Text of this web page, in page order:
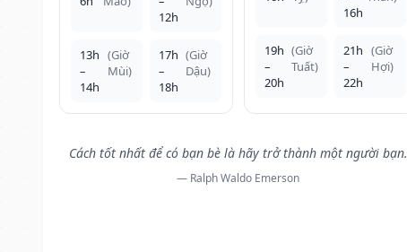
12h
13h
–
14h
(Giờ
Mùi)
17h
–
18h
(Giờ
Dậu)
16h
19h
–
20h
(Giờ
Tuất)
21h
–
22h
(Giờ
Hợi)
Cách tốt nhất để có bạn bè là hãy trở thành một người bạn.
— Ralph Waldo Emerson